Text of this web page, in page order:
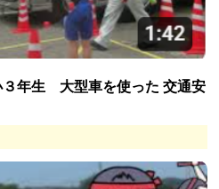
年生 大型車を使った 交通安